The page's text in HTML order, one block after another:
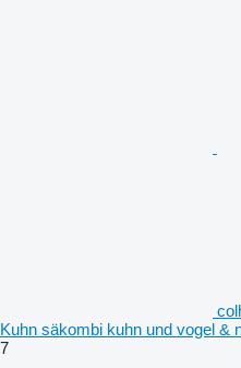
Kuhn säkombi kuhn und vogel &
7